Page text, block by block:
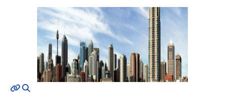
MOD_JTCS_VIEW_ARTICLE_LINK